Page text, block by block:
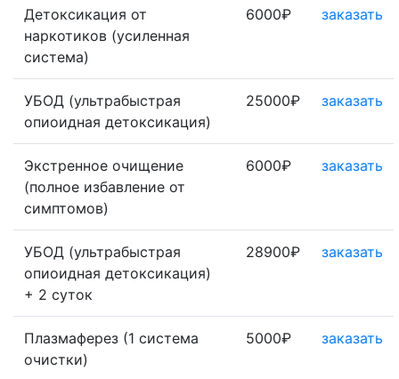
Детоксикация от
наркотиков (усиленная
система)
6000₽ заказать
УБОД (ультрабыстрая
опиоидная детоксикация)
25000₽ заказать
Экстренное очищение
(полное избавление от
симптомов)
6000₽ заказать
УБОД (ультрабыстрая
опиоидная детоксикация)
+ 2 суток
28900₽ заказать
Плазмаферез (1 система
очистки)
5000₽ заказать